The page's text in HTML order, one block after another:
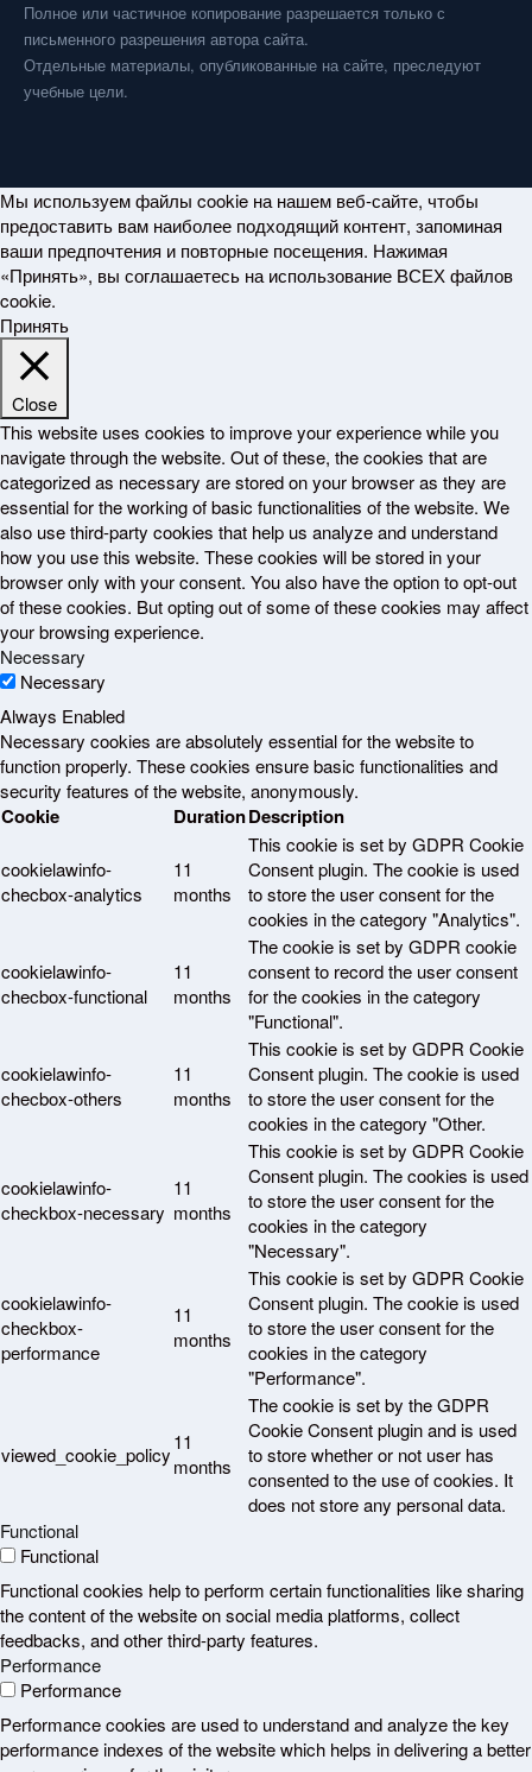
Полное или частичное копирование разрешается только с
письменного разрешения автора сайта.
Отдельные материалы, опубликованные на сайте, преследуют
учебные цели.
Мы используем файлы cookie на нашем веб-сайте, чтобы
предоставить вам наиболее подходящий контент, запоминая
ваши предпочтения и повторные посещения. Нажимая
«Принять», вы соглашаетесь на использование ВСЕХ файлов
cookie.
Принять
Close
This website uses cookies to improve your experience while you
navigate through the website. Out of these, the cookies that are
categorized as necessary are stored on your browser as they are
essential for the working of basic functionalities of the website. We
also use third-party cookies that help us analyze and understand
how you use this website. These cookies will be stored in your
browser only with your consent. You also have the option to opt-out
of these cookies. But opting out of some of these cookies may affect
your browsing experience.
Necessary
Necessary
Always Enabled
Necessary cookies are absolutely essential for the website to
function properly. These cookies ensure basic functionalities and
security features of the website, anonymously.
Cookie DurationDescription
cookielawinfo-
checbox-analytics
11
months
This cookie is set by GDPR Cookie
Consent plugin. The cookie is used
to store the user consent for the
cookies in the category "Analytics".
cookielawinfo-
checbox-functional
11
months
The cookie is set by GDPR cookie
consent to record the user consent
for the cookies in the category
"Functional".
cookielawinfo-
checbox-others
11
months
This cookie is set by GDPR Cookie
Consent plugin. The cookie is used
to store the user consent for the
cookies in the category "Other.
cookielawinfo-
checkbox-necessary
11
months
This cookie is set by GDPR Cookie
Consent plugin. The cookies is used
to store the user consent for the
cookies in the category
"Necessary".
cookielawinfo-
checkbox-
performance
11
months
This cookie is set by GDPR Cookie
Consent plugin. The cookie is used
to store the user consent for the
cookies in the category
"Performance".
viewed_cookie_policy
11
months
The cookie is set by the GDPR
Cookie Consent plugin and is used
to store whether or not user has
consented to the use of cookies. It
does not store any personal data.
Functional
Functional
Functional cookies help to perform certain functionalities like sharing
the content of the website on social media platforms, collect
feedbacks, and other third-party features.
Performance
Performance
Performance cookies are used to understand and analyze the key
performance indexes of the website which helps in delivering a better